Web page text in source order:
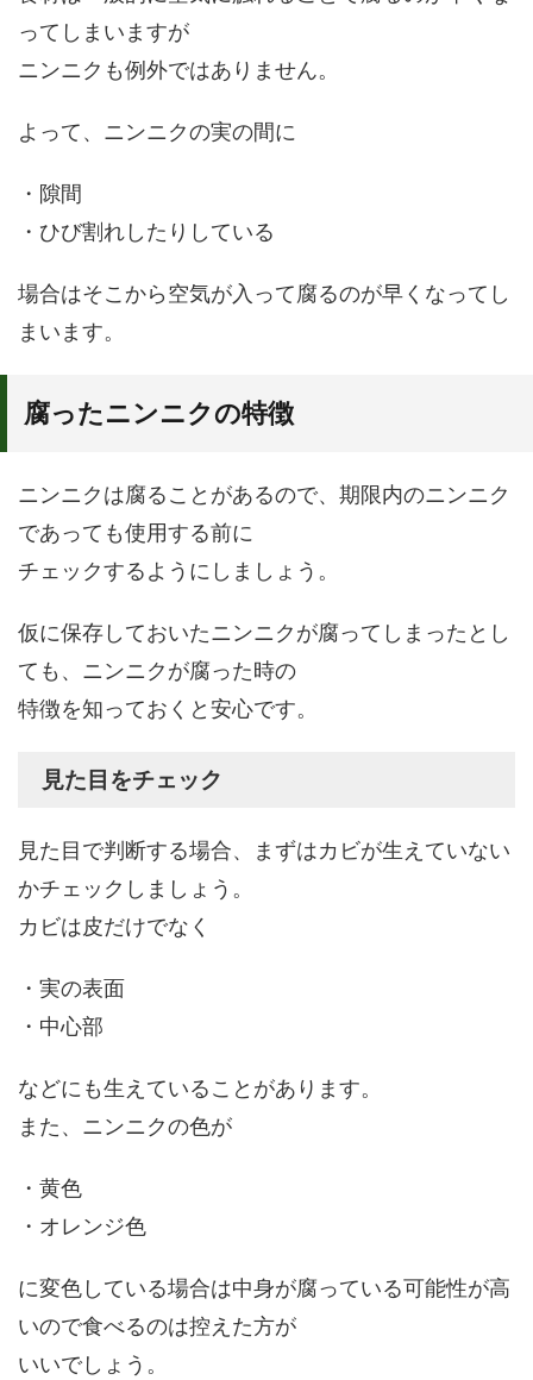
ってしまいますが
ニンニクも例外ではありません。
よって、ニンニクの実の間に
・隙間
・ひび割れしたりしている
場合はそこから空気が入って腐るのが早くなってし
まいます。
腐ったニンニクの特徴
ニンニクは腐ることがあるので、期限内のニンニク
であっても使用する前に
チェックするようにしましょう。
仮に保存しておいたニンニクが腐ってしまったとし
ても、ニンニクが腐った時の
特徴を知っておくと安心です。
見た目をチェック
見た目で判断する場合、まずはカビが生えていない
かチェックしましょう。
カビは皮だけでなく
・実の表面
・中心部
などにも生えていることがあります。
また、ニンニクの色が
・黄色
・オレンジ色
に変色している場合は中身が腐っている可能性が高
いので食べるのは控えた方が
いいでしょう。